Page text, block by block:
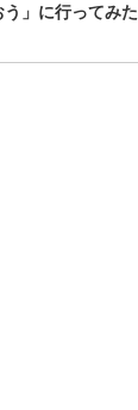
」に行ってみた